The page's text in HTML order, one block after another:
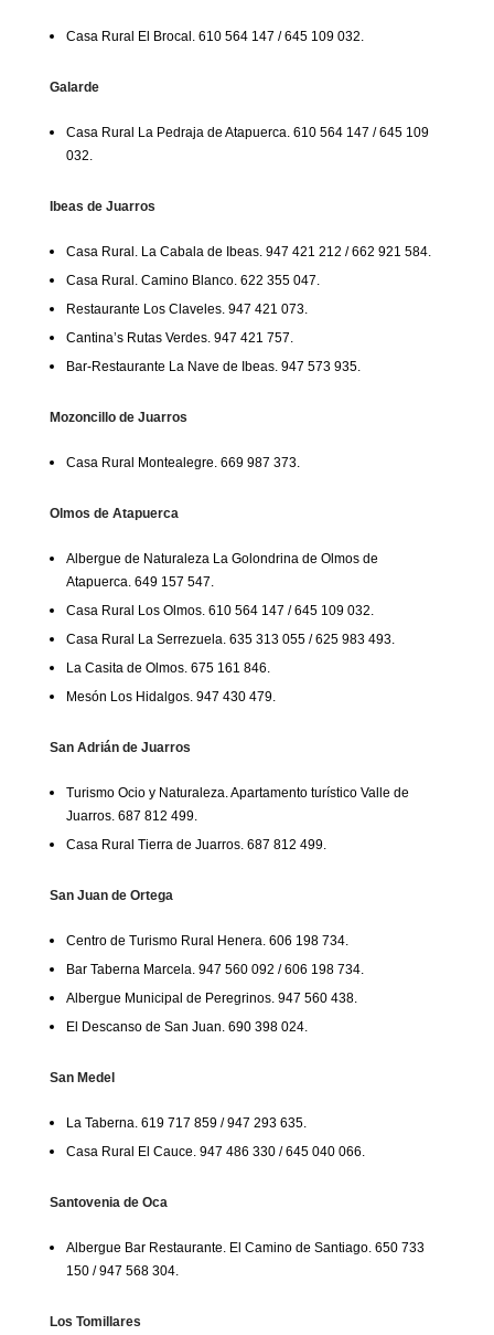
Casa Rural El Brocal. 610 564 147 / 645 109 032.
Galarde
Casa Rural La Pedraja de Atapuerca. 610 564 147 / 645 109
032.
Ibeas de Juarros
Casa Rural. La Cabala de Ibeas. 947 421 212 / 662 921 584.
Casa Rural. Camino Blanco. 622 355 047.
Restaurante Los Claveles. 947 421 073.
Cantina’s Rutas Verdes. 947 421 757.
Bar-Restaurante La Nave de Ibeas. 947 573 935.
Mozoncillo de Juarros
Casa Rural Montealegre. 669 987 373.
Olmos de Atapuerca
Albergue de Naturaleza La Golondrina de Olmos de
Atapuerca. 649 157 547.
Casa Rural Los Olmos. 610 564 147 / 645 109 032.
Casa Rural La Serrezuela. 635 313 055 / 625 983 493.
La Casita de Olmos. 675 161 846.
Mesón Los Hidalgos. 947 430 479.
San Adrián de Juarros
Turismo Ocio y Naturaleza. Apartamento turístico Valle de
Juarros. 687 812 499.
Casa Rural Tierra de Juarros. 687 812 499.
San Juan de Ortega
Centro de Turismo Rural Henera. 606 198 734.
Bar Taberna Marcela. 947 560 092 / 606 198 734.
Albergue Municipal de Peregrinos. 947 560 438.
El Descanso de San Juan. 690 398 024.
San Medel
La Taberna. 619 717 859 / 947 293 635.
Casa Rural El Cauce. 947 486 330 / 645 040 066.
Santovenia de Oca
Albergue Bar Restaurante. El Camino de Santiago. 650 733
150 / 947 568 304.
Los Tomillares